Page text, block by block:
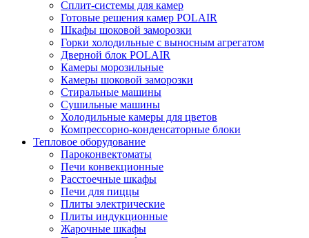
Сплит-системы для камер
Готовые решения камер POLAIR
Шкафы шоковой заморозки
Горки холодильные с выносным агрегатом
Дверной блок POLAIR
Камеры морозильные
Камеры шоковой заморозки
Стиральные машины
Сушильные машины
Холодильные камеры для цветов
Компрессорно-конденсаторные блоки
Тепловое оборудование
Пароконвектоматы
Печи конвекционные
Расстоечные шкафы
Печи для пиццы
Плиты электрические
Плиты индукционные
Жарочные шкафы